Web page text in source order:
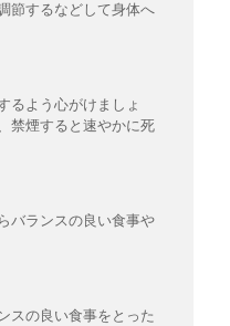
節するなどして身体へ
るよう心がけましょ
禁煙すると速やかに死
バランスの良い食事や
スの良い食事をとった